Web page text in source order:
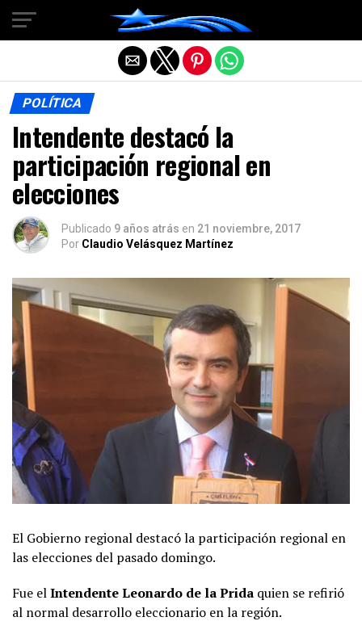
POLÍTICA
Intendente destacó la
participación regional en
elecciones
Publicado 9 años atrás en 21 noviembre, 2017
Por Claudio Velásquez Martínez
El Gobierno regional destacó la participación regional en
las elecciones del pasado domingo.
Fue elIntendente Leonardo de la Prida quien se refirió
al normal desarrollo eleccionario en la región.
Salir de la versión móvil